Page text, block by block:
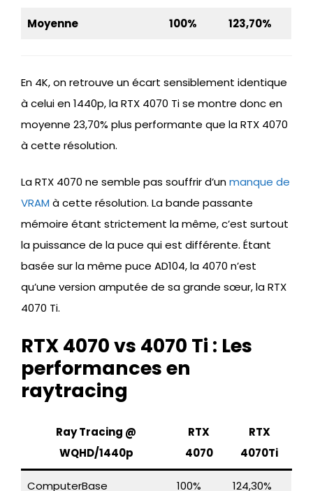
Moyenne 100% 123,70%
En 4K, on retrouve un écart sensiblement identique
à celui en 1440p, la RTX 4070 Ti se montre donc en
moyenne 23,70% plus performante que la RTX 4070
à cette résolution.
La RTX 4070 ne semble pas souffrir d’unmanque de
VRAM à cette résolution. La bande passante
mémoire étant strictement la même, c’est surtout
la puissance de la puce qui est différente. Étant
basée sur la même puce AD104, la 4070 n’est
qu’une version amputée de sa grande sœur, la RTX
4070 Ti.
RTX 4070 vs 4070 Ti : Les
performances en
raytracing
Ray Tracing @
WQHD/1440p
RTX
4070
RTX
4070Ti
ComputerBase 100% 124,30%